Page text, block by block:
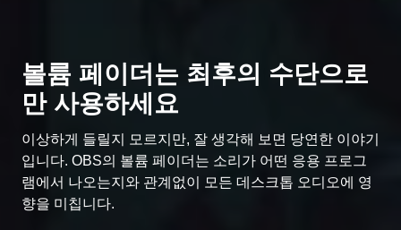
볼륨 페이더는 최후의 수단으로
만 사용하세요
이상하게 들릴지 모르지만, 잘 생각해 보면 당연한 이야기
입니다. OBS의 볼륨 페이더는 소리가 어떤 응용 프로그
램에서 나오는지와 관계없이 모든 데스크톱 오디오에 영
향을 미칩니다.